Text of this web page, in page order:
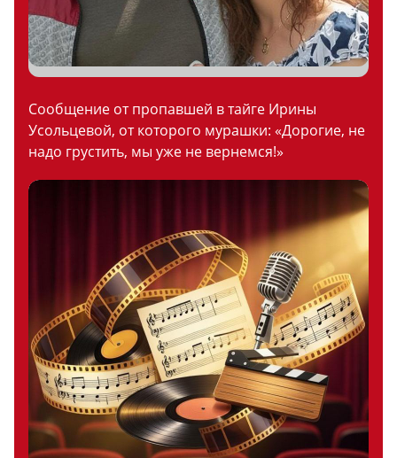
Сообщение от пропавшей в тайге Ирины
Усольцевой, от которого мурашки: «Дорогие, не
надо грустить, мы уже не вернемся!»